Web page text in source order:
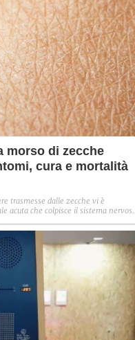
morso di zecche
cura e mortalità
trasmesse dalle zecche vi è
acuta che colpisce il sistema